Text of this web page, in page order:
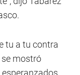
tu a tu contra
se mostró
esperanzados